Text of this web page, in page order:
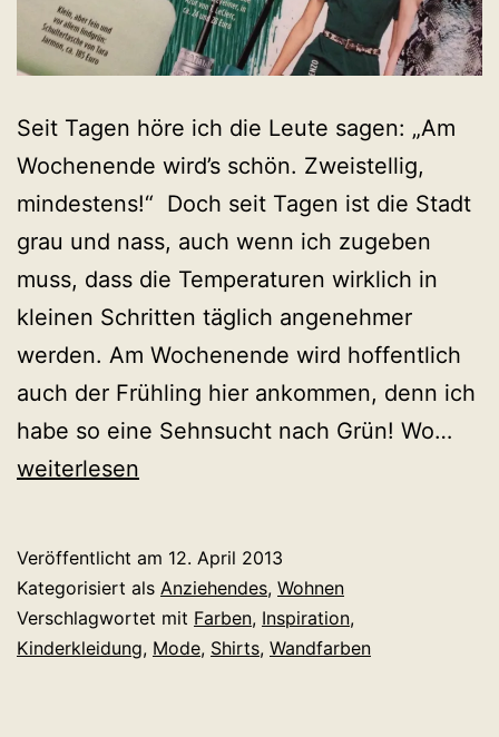
Seit Tagen höre ich die Leute sagen: „Am
Wochenende wird’s schön. Zweistellig,
mindestens!“ Doch seit Tagen ist die Stadt
grau und nass, auch wenn ich zugeben
muss, dass die Temperaturen wirklich in
kleinen Schritten täglich angenehmer
werden. Am Wochenende wird hoffentlich
auch der Frühling hier ankommen, denn ich
habe so eine Sehnsucht nach Grün! Wo…
weiterlesen
Veröffentlicht am 12. April 2013
Kategorisiert als Anziehendes, Wohnen
Verschlagwortet mit Farben, Inspiration,
Kinderkleidung, Mode, Shirts, Wandfarben